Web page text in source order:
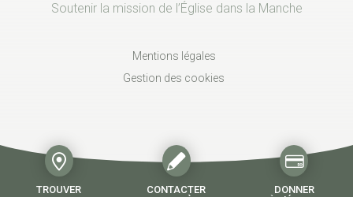
TROUVER
CONTACTER
DONNER
Soutenir la mission de l’Église dans la Manche
Mentions légales
Gestion des cookies